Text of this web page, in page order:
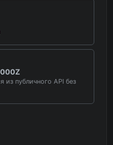
из публичного API без